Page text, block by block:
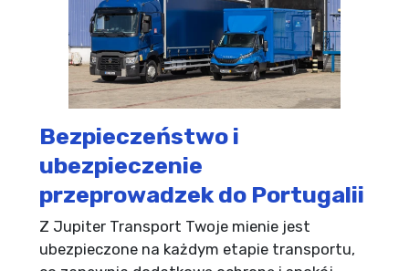
Bezpieczeństwo i
ubezpieczenie
przeprowadzek do Portugalii
Z Jupiter Transport Twoje mienie jest
ubezpieczone na każdym etapie transportu,